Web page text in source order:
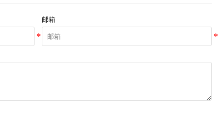
邮箱